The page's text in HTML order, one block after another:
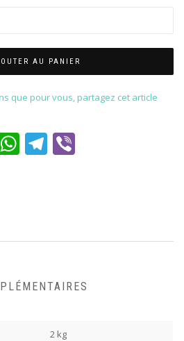
AU PANIER
que pour vous, partagez cet article
WhatsApp
Telegram
2 kg